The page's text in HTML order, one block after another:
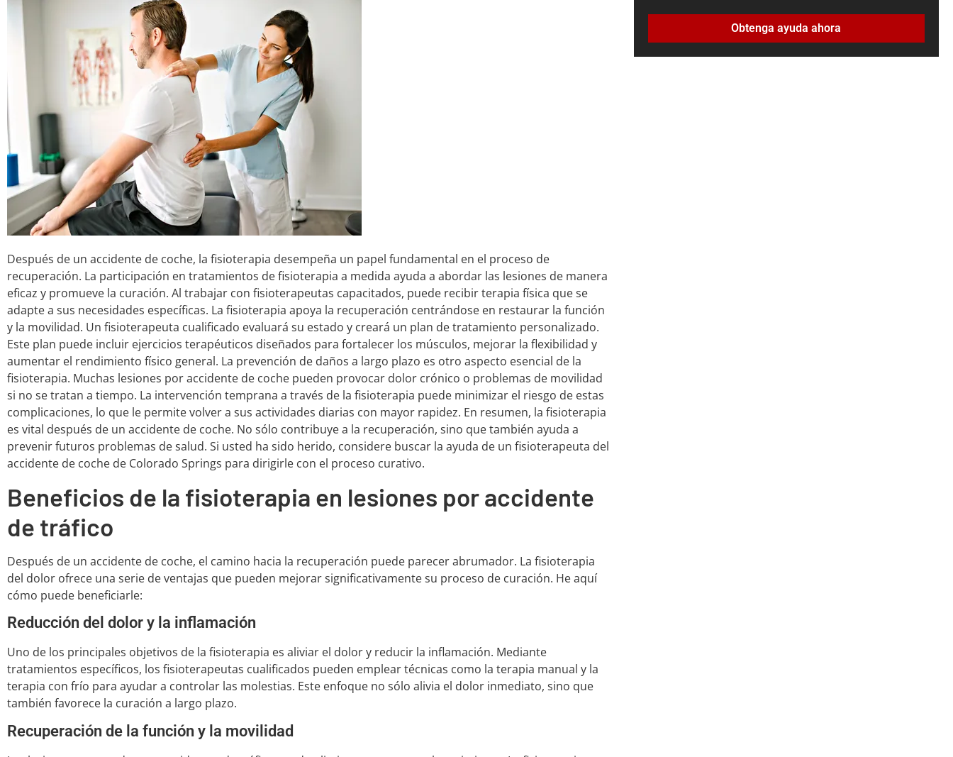
Después de un accidente de coche, la fisioterapia desempeña un papel fundamental en el proceso de
recuperación. La participación en tratamientos de fisioterapia a medida ayuda a abordar las lesiones de manera
eficaz y promueve la curación. Al trabajar con fisioterapeutas capacitados, puede recibir terapia física que se
adapte a sus necesidades específicas. La fisioterapia apoya la recuperación centrándose en restaurar la función
y la movilidad. Un fisioterapeuta cualificado evaluará su estado y creará un plan de tratamiento personalizado.
Este plan puede incluir ejercicios terapéuticos diseñados para fortalecer los músculos, mejorar la flexibilidad y
aumentar el rendimiento físico general. La prevención de daños a largo plazo es otro aspecto esencial de la
fisioterapia. Muchas lesiones por accidente de coche pueden provocar dolor crónico o problemas de movilidad
si no se tratan a tiempo. La intervención temprana a través de la fisioterapia puede minimizar el riesgo de estas
complicaciones, lo que le permite volver a sus actividades diarias con mayor rapidez. En resumen, la fisioterapia
es vital después de un accidente de coche. No sólo contribuye a la recuperación, sino que también ayuda a
prevenir futuros problemas de salud. Si usted ha sido herido, considere buscar la ayuda de un fisioterapeuta del
accidente de coche de Colorado Springs para dirigirle con el proceso curativo.
Beneficios de la fisioterapia en lesiones por accidente
de tráfico
Después de un accidente de coche, el camino hacia la recuperación puede parecer abrumador. La fisioterapia
del dolor ofrece una serie de ventajas que pueden mejorar significativamente su proceso de curación. He aquí
cómo puede beneficiarle:
Reducción del dolor y la inflamación
Uno de los principales objetivos de la fisioterapia es aliviar el dolor y reducir la inflamación. Mediante
tratamientos específicos, los fisioterapeutas cualificados pueden emplear técnicas como la terapia manual y la
terapia con frío para ayudar a controlar las molestias. Este enfoque no sólo alivia el dolor inmediato, sino que
también favorece la curación a largo plazo.
Recuperación de la función y la movilidad
Obtenga ayuda ahora